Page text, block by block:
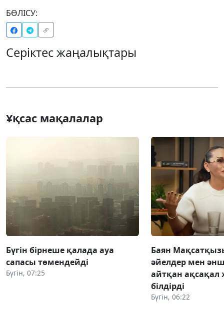
БӨЛІСУ:
Серіктес жаңалықтары
Ұқсас мақалалар
Бүгін бірнеше қалада ауа
сапасы төмендейді
Бүгін, 07:25
Баян
әйелдер мен
айтқан ақсақал
білдірді
Бүгін, 06:22